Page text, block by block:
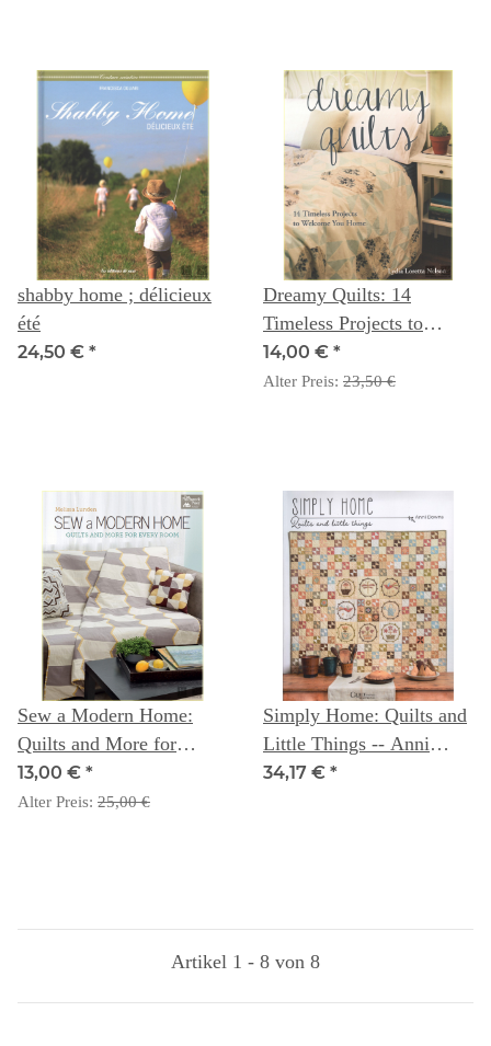
shabby home ; délicieux
été
24,50 € *
Dreamy Quilts: 14
Timeless Projects to
Welcome You Home
14,00 € *
Alter Preis: 23,50 €
Sew a Modern Home:
Quilts and More for
Every Room - Melissa
Lunden
13,00 € *
Alter Preis: 25,00 €
Simply Home: Quilts and
Little Things -- Anni
Downs
34,17 € *
Artikel 1 - 8 von 8